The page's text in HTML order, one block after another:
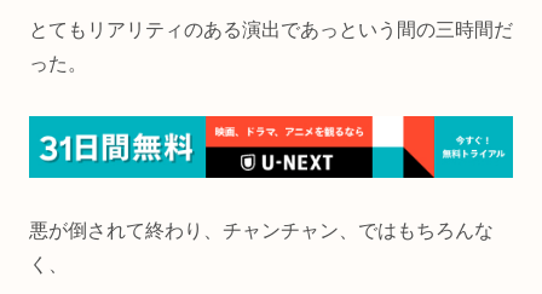
とてもリアリティのある演出であっという間の三時間だ
った。
悪が倒されて終わり、チャンチャン、ではもちろんな
く、